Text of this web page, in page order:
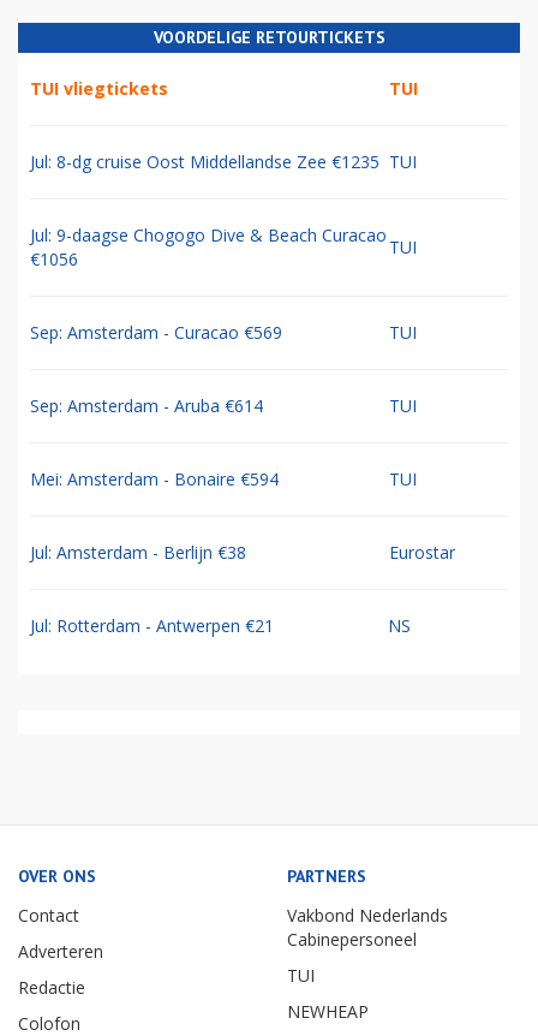
VOORDELIGE RETOURTICKETS
TUI vliegtickets TUI
Jul: 8-dg cruise Oost Middellandse Zee €1235 TUI
Jul: 9-daagse Chogogo Dive & Beach Curacao
€1056
TUI
Sep: Amsterdam - Curacao €569 TUI
Sep: Amsterdam - Aruba €614 TUI
Mei: Amsterdam - Bonaire €594 TUI
Jul: Amsterdam - Berlijn €38 Eurostar
Jul: Rotterdam - Antwerpen €21 NS
OVER ONS
Contact
Adverteren
Redactie
Colofon
PARTNERS
Vakbond Nederlands
Cabinepersoneel
TUI
NEWHEAP